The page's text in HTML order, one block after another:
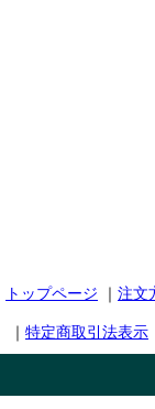
トップページ ｜ 注文
｜ 特定商取引法表示